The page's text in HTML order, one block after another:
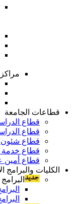
مراكز
قطاعات الجامعة
قطاع
قطاع
قطاع شئون
قطاع خدمة
قطاع أمين
الكليات والبرامج